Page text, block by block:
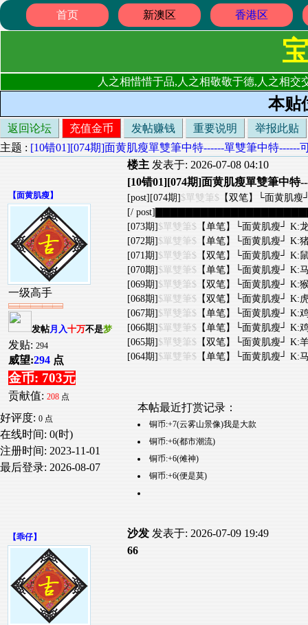
首页 新澳区 香港区
人之相惜惜于品,人之相敬敬于德,人之相
本贴
返回论坛 充值金币 发帖赚钱 重要说明
举报此贴
主题 : [10错01][074期]面黄肌瘦單雙筆中特------單雙筆中特------
【面黄肌瘦】
一级高手
发帖月入十万不是梦
发贴: 294
威望:294 点
金币: 703元
贡献值: 208 点
好评度: 0 点
在线时间: 0(时)
注册时间: 2023-11-01
最后登录: 2026-08-07
楼主 发表于: 2026-07-08 04:10
[10错01][074期]面黄肌瘦單雙筆中特
[post][074期]$單雙筆$ 【双笔】└面黄肌瘦
[/
[073期]$單雙筆$ 【单笔】└面黄肌瘦┘ K:
[072期]$單雙筆$ 【单笔】└面黄肌瘦┘ K:
[071期]$單雙筆$ 【双笔】└面黄肌瘦┘ K:
[070期]$單雙筆$ 【单笔】└面黄肌瘦┘ K:
[069期]$單雙筆$ 【双笔】└面黄肌瘦┘ K:
[068期]$單雙筆$ 【双笔】└面黄肌瘦┘ K:
[067期]$單雙筆$ 【单笔】└面黄肌瘦┘ K:
[066期]$單雙筆$ 【单笔】└面黄肌瘦┘ K:
[065期]$單雙筆$ 【双笔】└面黄肌瘦┘ K:
[064期]$單雙筆$ 【单笔】└面黄肌瘦┘ K:
本帖最近打赏记录：
铜币:+7(云雾山景像)我是大款
铜币:+6(都市潮流)
铜币:+6(傩神)
铜币:+6(便是莫)
【乖仔】 沙发 发表于: 2026-07-09 19:49
66